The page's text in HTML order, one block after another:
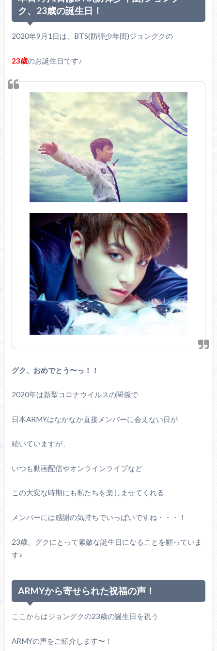
ク、23歳の誕生日！
2020年9月1日は、BTS(防弾少年団)ジョングクの
23歳のお誕生日です♪
グク、おめでとう〜っ！！
2020年は新型コロナウイルスの関係で
日本ARMYはなかなか直接メンバーに会えない日が
続いていますが、
いつも動画配信やオンラインライブなど
この大変な時期にも私たちを楽しませてくれる
メンバーには感謝の気持ちでいっぱいですね・・・！
23歳、グクにとって素敵な誕生日になることを願っていま
す♪
ARMYから寄せられた祝福の声！
ここからはジョングクの23歳の誕生日を祝う
ARMYの声をご紹介します〜！